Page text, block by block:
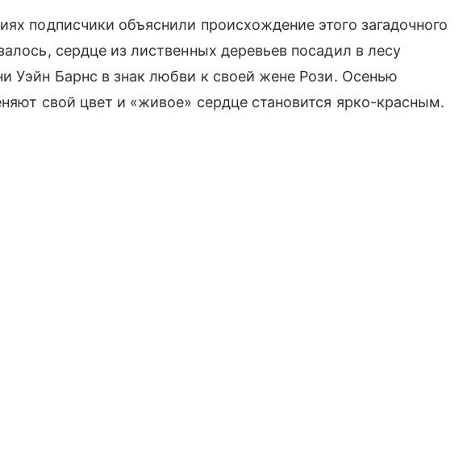
подписчики объяснили происхождение этого загадочного
сердце из лиственных деревьев посадил в лесу
Уэйн Барнс в знак любви к своей жене Рози. Осенью
свой цвет и «живое» сердце становится ярко-красным.